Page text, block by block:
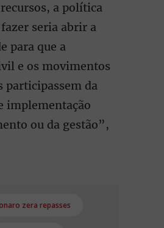
a política
seria abrir a
para que a
e os movimentos
participassem da
implementação
ou da gestão”,
zera repasses